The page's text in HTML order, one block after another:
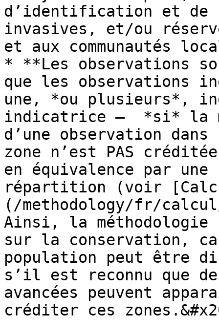
d’identification et de
invasives, et/ou
et aux communautés
* **Les observations
que les observations
une, *ou plusieurs*,
indicatrice —  *si* la
d’une observation
zone n’est PAS
en équivalence par une
répartition (voir
(/methodology/fr/
Ainsi, la méthodologie
sur la conservation,
population peut être
s’il est reconnu que
avancées peuvent
créditer ces